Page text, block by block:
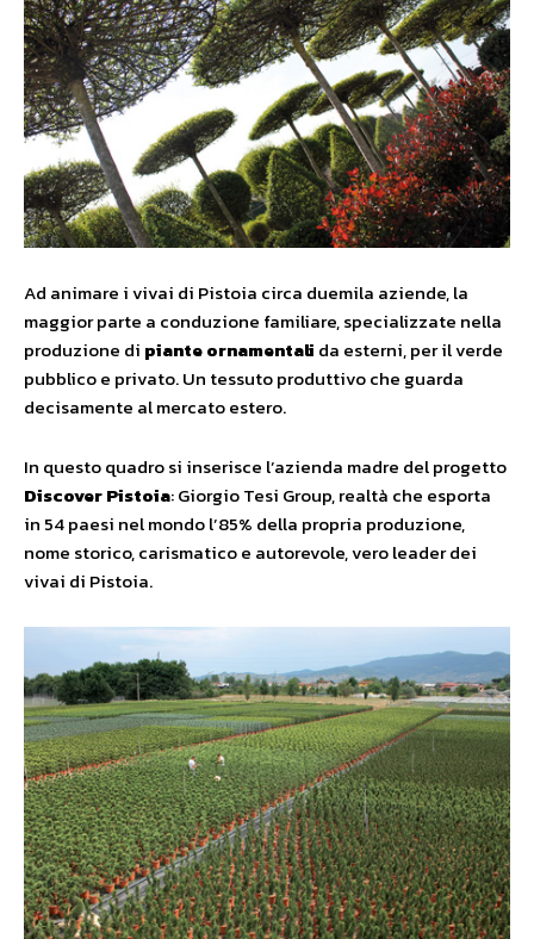
Ad animare i vivai di Pistoia circa duemila aziende, la
maggior parte a conduzione familiare, specializzate nella
produzione di piante ornamentali da esterni, per il verde
pubblico e privato. Un tessuto produttivo che guarda
decisamente al mercato estero.
In questo quadro si inserisce l’azienda madre del progetto
Discover Pistoia: Giorgio Tesi Group, realtà che esporta
in 54 paesi nel mondo l’85% della propria produzione,
nome storico, carismatico e autorevole, vero leader dei
vivai di Pistoia.